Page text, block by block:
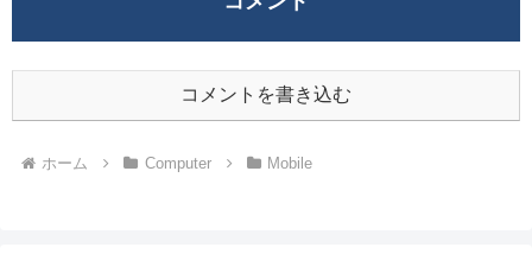
コメントを書き込む
ホーム Computer Mobile